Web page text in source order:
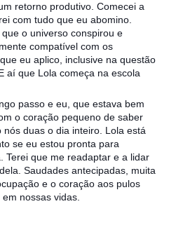
retorno produtivo. Comecei a
com tudo que eu abomino.
o universo conspirou e
compatível com os
eu aplico, inclusive na questão
aí que Lola começa na escola
passo e eu, que estava bem
o coração pequeno de saber
duas o dia inteiro. Lola está
se eu estou pronta para
Terei que me readaptar e a lidar
Saudades antecipadas, muita
e o coração aos pulos
nossas vidas.